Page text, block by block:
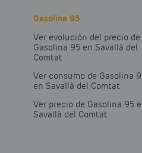
Gasolina 95
Ver evolución del precio de
Gasolina 95 en Savallà del
Comtat
Ver consumo de Gasolina
en Savallà del Comtat
Ver precio de Gasolina 95
Savallà del Comtat